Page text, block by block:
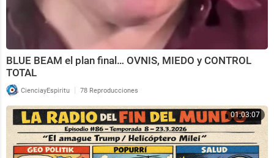
BLUE BEAM el plan final… OVNIS, MIEDO y CONTROL
TOTAL
CienciayEspiritu | 78 Reproducciones
01:03:07